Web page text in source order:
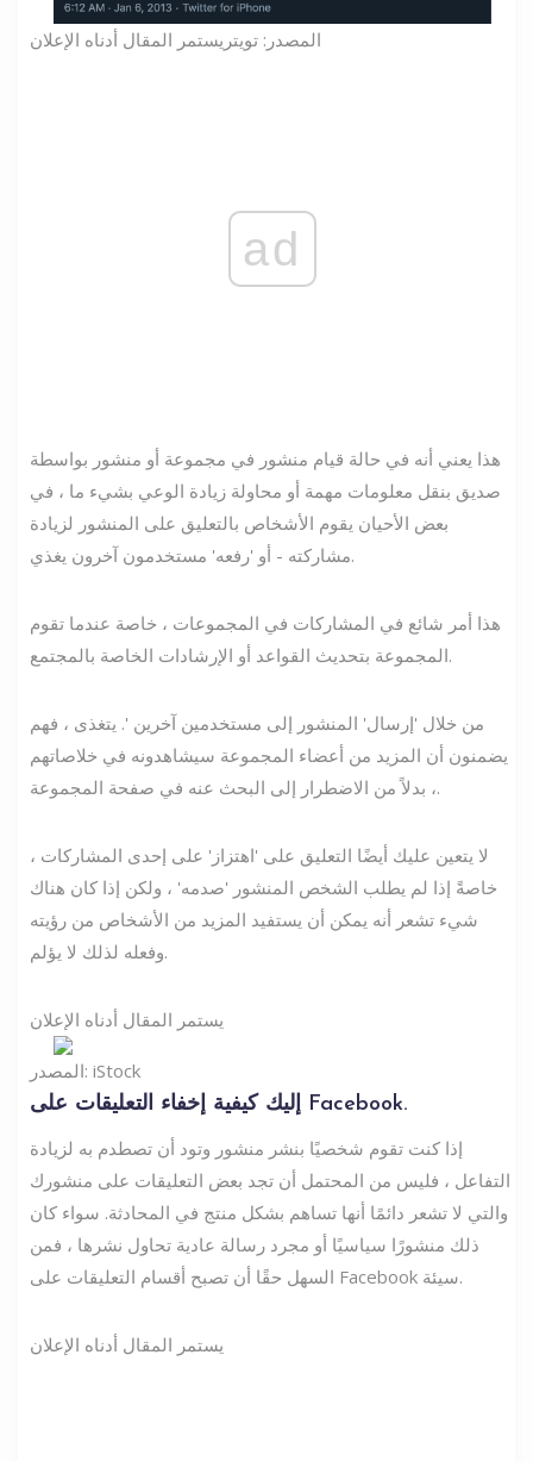
المصدر: تويتر يستمر المقال أدناه الإعلان
ad
هذا يعني أنه في حالة قيام منشور في مجموعة أو منشور بواسطة
صديق بنقل معلومات مهمة أو محاولة زيادة الوعي بشيء ما ، في
بعض الأحيان يقوم الأشخاص بالتعليق على المنشور لزيادة
مشاركته - أو 'رفعه' مستخدمون آخرون يغذي.
هذا أمر شائع في المشاركات في المجموعات ، خاصة عندما تقوم
المجموعة بتحديث القواعد أو الإرشادات الخاصة بالمجتمع.
من خلال 'إرسال' المنشور إلى مستخدمين آخرين '. يتغذى ، فهم
يضمنون أن المزيد من أعضاء المجموعة سيشاهدونه في خلاصاتهم
، بدلاً من الاضطرار إلى البحث عنه في صفحة المجموعة.
لا يتعين عليك أيضًا التعليق على 'اهتزاز' على إحدى المشاركات ،
خاصةً إذا لم يطلب الشخص المنشور 'صدمه' ، ولكن إذا كان هناك
شيء تشعر أنه يمكن أن يستفيد المزيد من الأشخاص من رؤيته
وفعله لذلك لا يؤلم.
يستمر المقال أدناه الإعلان
المصدر: iStock
إليك كيفية إخفاء التعليقات على Facebook.
إذا كنت تقوم شخصيًا بنشر منشور وتود أن تصطدم به لزيادة
التفاعل ، فليس من المحتمل أن تجد بعض التعليقات على منشورك
والتي لا تشعر دائمًا أنها تساهم بشكل منتج في المحادثة. سواء كان
ذلك منشورًا سياسيًا أو مجرد رسالة عادية تحاول نشرها ، فمن
السهل حقًا أن تصبح أقسام التعليقات على Facebook سيئة.
يستمر المقال أدناه الإعلان